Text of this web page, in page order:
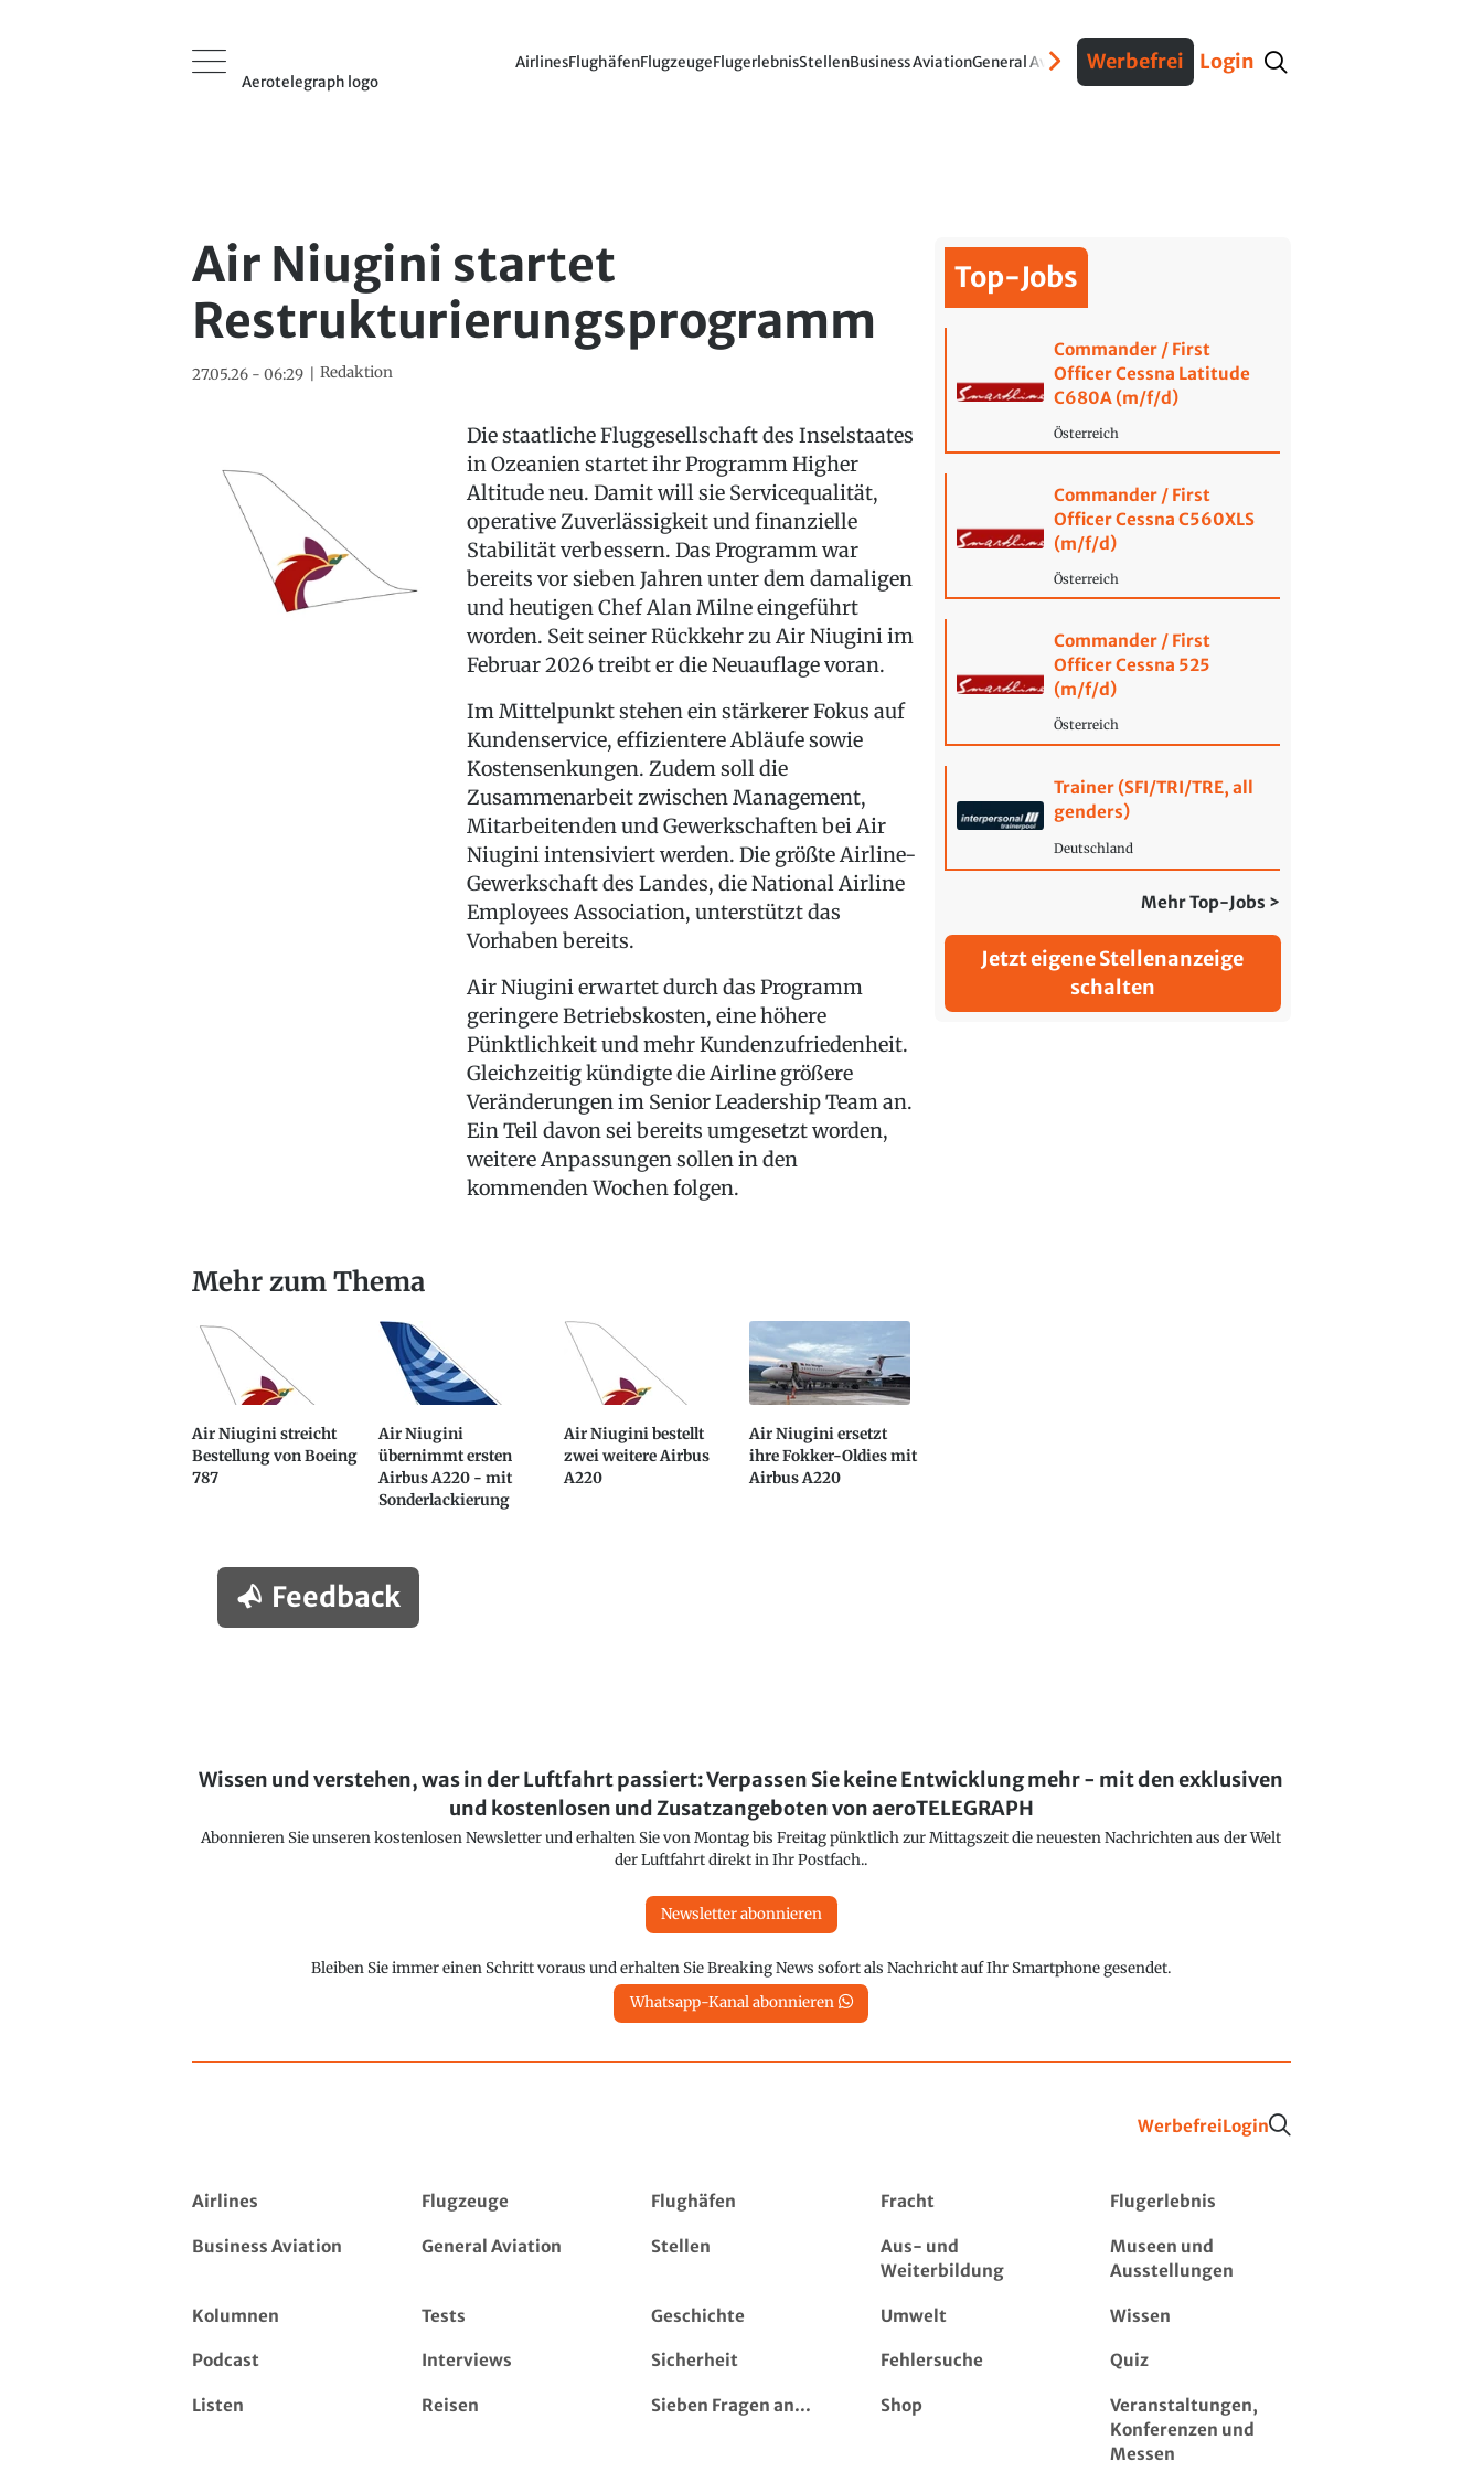
Aerotelegraph logo
AirlinesFlughäfenFlugzeugeFlugerlebnisStellenBusiness AviationGeneral AviationVerteidigungInterviews Fracht
Werbefrei Login
Air Niugini startet
Restrukturierungsprogramm
27.05.26 - 06:29 Redaktion
Die staatliche Fluggesellschaft des Inselstaates
in Ozeanien startet ihr Programm Higher
Altitude neu. Damit will sie Servicequalität,
operative Zuverlässigkeit und finanzielle
Stabilität verbessern. Das Programm war
bereits vor sieben Jahren unter dem damaligen
und heutigen Chef Alan Milne eingeführt
worden. Seit seiner Rückkehr zu Air Niugini im
Februar 2026 treibt er die Neuauflage voran.
Im Mittelpunkt stehen ein stärkerer Fokus auf
Kundenservice, effizientere Abläufe sowie
Kostensenkungen. Zudem soll die
Zusammenarbeit zwischen Management,
Mitarbeitenden und Gewerkschaften bei Air
Niugini intensiviert werden. Die größte Airline-
Gewerkschaft des Landes, die National Airline
Employees Association, unterstützt das
Vorhaben bereits.
Air Niugini erwartet durch das Programm
geringere Betriebskosten, eine höhere
Pünktlichkeit und mehr Kundenzufriedenheit.
Gleichzeitig kündigte die Airline größere
Veränderungen im Senior Leadership Team an.
Ein Teil davon sei bereits umgesetzt worden,
weitere Anpassungen sollen in den
kommenden Wochen folgen.
Mehr zum Thema
Air Niugini streicht
Bestellung von Boeing
787
Air Niugini
übernimmt ersten
Airbus A220 - mit
Sonderlackierung
Air Niugini bestellt
zwei weitere Airbus
A220
Air Niugini ersetzt
ihre Fokker-Oldies mit
Airbus A220
Feedback
Top-Jobs
Commander / First
Officer Cessna Latitude
C680A (m/f/d)
Österreich
Commander / First
Officer Cessna C560XLS
(m/f/d)
Österreich
Commander / First
Officer Cessna 525
(m/f/d)
Österreich
Trainer (SFI/TRI/TRE, all
genders)
Deutschland
Mehr Top-Jobs >
Jetzt eigene Stellenanzeige
schalten
Wissen und verstehen, was in der Luftfahrt passiert: Verpassen Sie keine Entwicklung mehr - mit den exklusiven
und kostenlosen und Zusatzangeboten von aeroTELEGRAPH
Abonnieren Sie unseren kostenlosen Newsletter und erhalten Sie von Montag bis Freitag pünktlich zur Mittagszeit die neuesten Nachrichten aus der Welt
der Luftfahrt direkt in Ihr Postfach..
Newsletter abonnieren
Bleiben Sie immer einen Schritt voraus und erhalten Sie Breaking News sofort als Nachricht auf Ihr Smartphone gesendet.
Whatsapp-Kanal abonnieren
WerbefreiLogin
Airlines Flugzeuge Flughäfen Fracht Flugerlebnis
Business Aviation General Aviation Stellen
Aus- und
Weiterbildung
Museen und
Ausstellungen
Kolumnen Tests Geschichte Umwelt Wissen
Podcast Interviews Sicherheit Fehlersuche Quiz
Listen Reisen Sieben Fragen an... Shop
Veranstaltungen,
Konferenzen und
Messen